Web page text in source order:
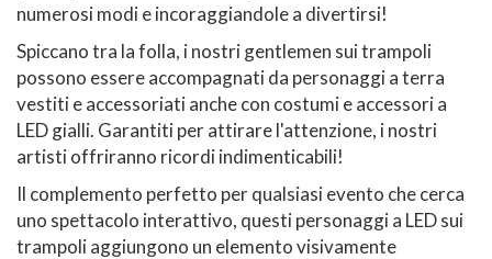
numerosi modi e incoraggiandole a divertirsi!
Spiccano tra la folla, i nostri gentlemen sui trampoli
possono essere accompagnati da personaggi a terra
vestiti e accessoriati anche con costumi e accessori a
LED gialli. Garantiti per attirare l'attenzione, i nostri
artisti offriranno ricordi indimenticabili!
Il complemento perfetto per qualsiasi evento che cerca
uno spettacolo interattivo, questi personaggi a LED sui
trampoli aggiungono un elemento visivamente